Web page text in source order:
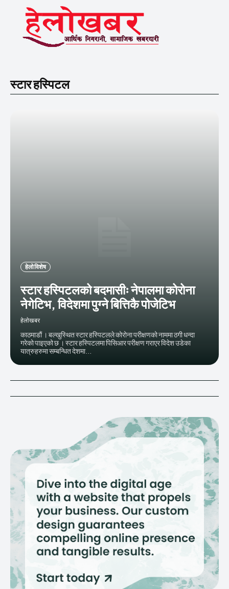
स्टार हस्पिटल
हेलाे विशेष
स्टार हस्पिटलको बदमासीः नेपालमा कोरोना
नेगेटिभ, विदेशमा पुग्ने बित्तिकै पोजेटिभ
हेलाेखबर
काठमाडौं । बल्खुस्थित स्टार हस्पिटलले कोरोना परीक्षणको नाममा ठगी धन्दा
गरेको पाइएको छ । स्टार हस्पिटलमा पिसिआर परीक्षण गराएर विदेश उडेका
यात्रुहरुमा सम्बन्धित देशमा...